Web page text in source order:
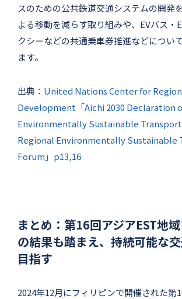
スのための公共鉄道交通システムの開発
よる移動を減らす取り組みや、EVバス・
クシーなどの共通乗車券推進などについ
ます。
出典： United Nations Center for
Development「Aichi 2030 Declaration
Environmentally Sustainable
Regional Environmentally Sustainable
Forum」p13,16
まとめ：第16回アジアEST地
の結果も踏まえ、持続可能な
目指す
2024年12月にフィリピンで開催された第